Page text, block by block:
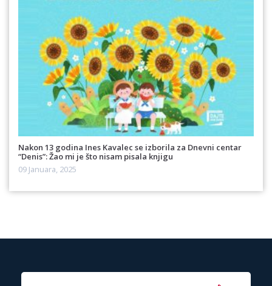
Nakon 13 godina Ines Kavalec se izborila za Dnevni centar
“Denis”: Žao mi je što nisam pisala knjigu
09 Januara, 2025